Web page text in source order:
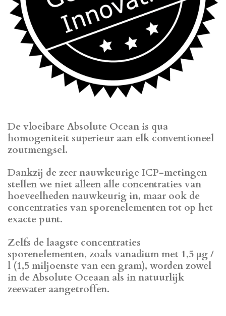
De vloeibare Absolute Ocean is qua
homogeniteit superieur aan elk conventioneel
zoutmengsel.
Dankzij de zeer nauwkeurige ICP-metingen
stellen we niet alleen alle concentraties van
hoeveelheden nauwkeurig in, maar ook de
concentraties van sporenelementen tot op het
exacte punt.
Zelfs de laagste concentraties
sporenelementen, zoals vanadium met 1,5 μg /
l (1,5 miljoenste van een gram), worden zowel
in de Absolute Oceaan als in natuurlijk
zeewater aangetroffen.